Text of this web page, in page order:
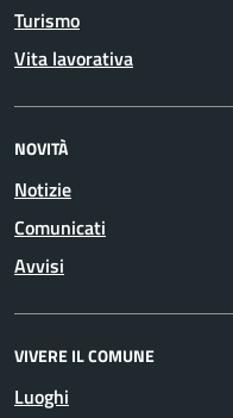
Turismo
Vita lavorativa
NOVITÀ
Notizie
Comunicati
Avvisi
VIVERE IL COMUNE
Luoghi